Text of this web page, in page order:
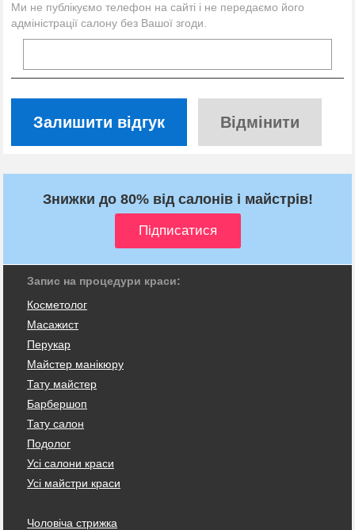
Ми не публікуємо телефон на сайті і не передаємо його
адміністрації салону без Вашої згоди.
Залишити відгук Відмінити
Знижки до 80% від салонів і майстрів!
Запис на процедури краси:
Косметолог
Масажист
Перукар
Майстер манікюру
Тату майстер
Барбершоп
Тату салон
Подолог
Усі салони краси
Усі майстри краси
Чоловіча стрижка